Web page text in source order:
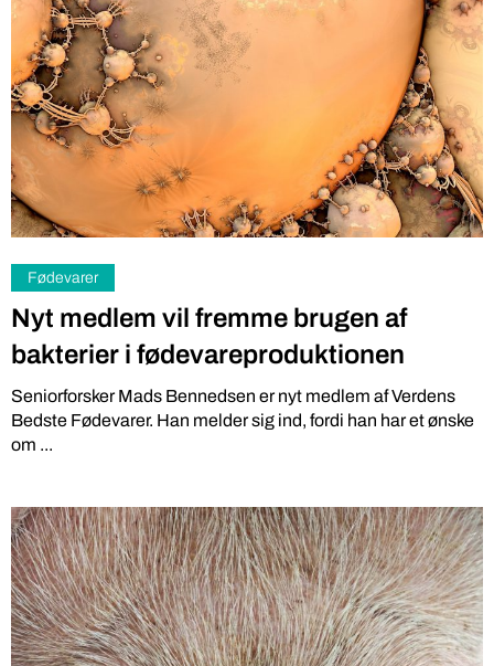
Fødevarer
Nyt medlem vil fremme brugen af
bakterier i fødevareproduktionen
Seniorforsker Mads Bennedsen er nyt medlem af Verdens
Bedste Fødevarer. Han melder sig ind, fordi han har et ønske
om ...